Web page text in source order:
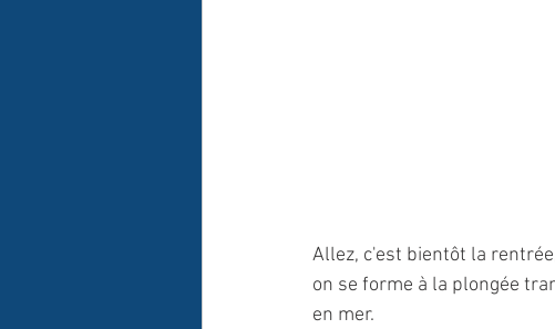
Allez, c'est bientôt la
on se forme à la plongée
en mer.